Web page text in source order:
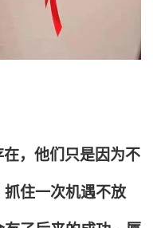
，他们只是因为不
住一次机遇不放